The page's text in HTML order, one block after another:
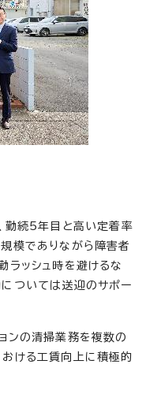
勤続5年目と高い定着率
模でありながら障害者
ラッシュ時を避けるな
ついては送迎のサポー
ンの清掃業務を複数の
ける工賃向上に積極的